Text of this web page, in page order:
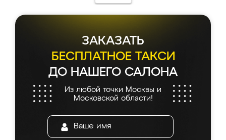
ЗАКАЗАТЬ
БЕСПЛАТНОЕ ТАКСИ
ДО НАШЕГО САЛОНА
Из любой точки Москвы и
Московской области!